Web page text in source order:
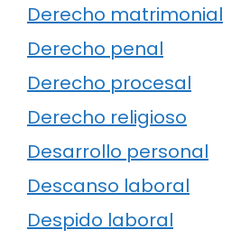
Derecho matrimonial
Derecho penal
Derecho procesal
Derecho religioso
Desarrollo personal
Descanso laboral
Despido laboral